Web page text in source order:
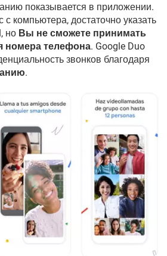
показывается в приложении.
компьютера, достаточно указать
но Вы не сможете принимать
номера телефона. Google Duo
звонков благодаря
.